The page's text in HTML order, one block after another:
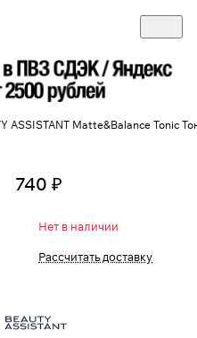
ASSISTANT Matte&Balance Tonic
740 ₽
Нет в наличии
Рассчитать доставку